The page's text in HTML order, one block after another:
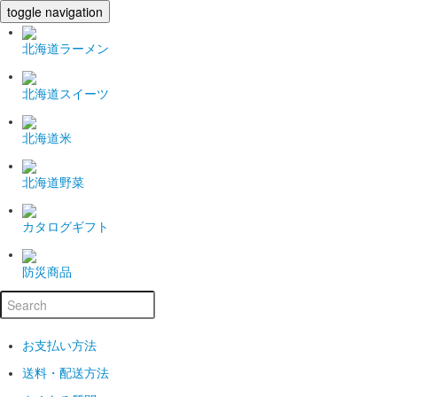
toggle navigation
北海道ラーメン
北海道スイーツ
北海道米
北海道野菜
カタログギフト
防災商品
お支払い方法
送料・配送方法